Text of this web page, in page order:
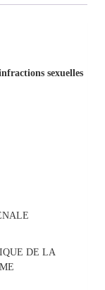
sexuelles
DE LA